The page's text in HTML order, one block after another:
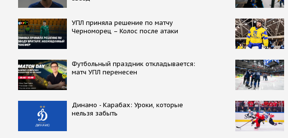
УПЛ приняла решение по матчу
Черноморец – Колос после атаки
Футбольный праздник откладывается:
матч УПЛ перенесен
Динамо - Карабах: Уроки, которые
нельзя забыть